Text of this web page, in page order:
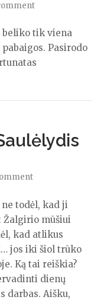
beliko tik viena
Pasirodo
todėl, kad ji
Žalgirio mūšiui
kad atlikus
jos iki šiol trūko
Ką tai reiškia?
dienų
darbas. Aišku,